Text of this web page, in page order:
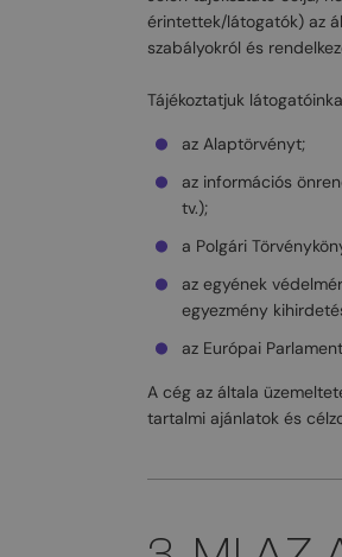
érintettek/látogatók) az
szabályokról és
Tájékoztatjuk
az Alaptörvényt;
az információs
tv.);
a Polgári
az egyének
egyezmény
az Európai
A cég az általa
tartalmi ajánlatok és